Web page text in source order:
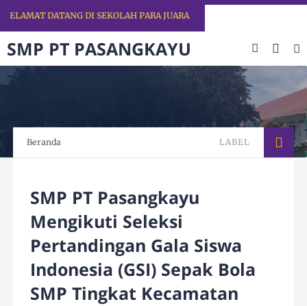
DATANG DI SEKOLAH PARA JUARA
SMP PT PASANGKAYU
Beranda LABEL
SMP PT Pasangkayu
Mengikuti Seleksi
Pertandingan Gala Siswa
Indonesia (GSI) Sepak Bola
SMP Tingkat Kecamatan